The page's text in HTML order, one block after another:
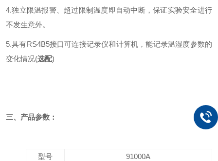
4.独立限温报警、超过限制温度即自动中断，保证实验安全进行
不发生意外。
5.具有RS4B5接口可连接记录仪和计算机，能记录温湿度参数的
变化情况(选配)
三、产品参数：
型号 91000A